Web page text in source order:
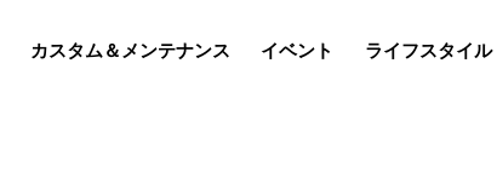
カスタム＆メンテナンス イベント ライフスタイル